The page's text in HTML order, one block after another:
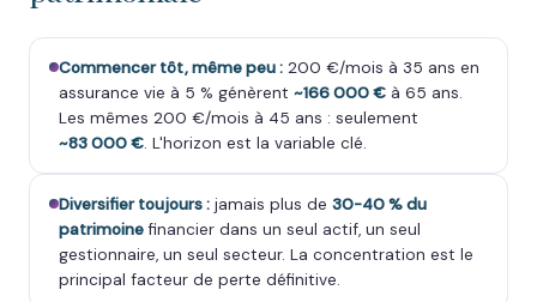
Commencer tôt, même peu : 200 €/mois à 35 ans en
assurance vie à 5 % génèrent ~166 000 € à 65 ans.
Les mêmes 200 €/mois à 45 ans : seulement
~83 000 €. L'horizon est la variable clé.
Diversifier toujours : jamais plus de 30-40 % du
patrimoinefinancier dans un seul actif, un seul
gestionnaire, un seul secteur. La concentration est le
principal facteur de perte définitive.